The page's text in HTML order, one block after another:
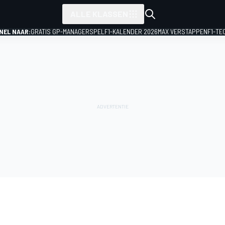
NAAR:GRATIS GP-MANAGERSPEL F1-KALENDER 2026MAX VERSTAPPENF1-